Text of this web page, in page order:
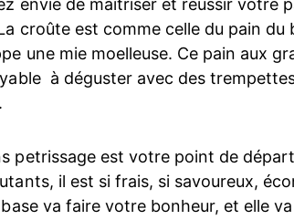
envie de maîtriser et réussir votre
croûte est comme celle du pain du
une mie moelleuse. Ce pain aux
à déguster avec des
.
petrissage est votre point de
il est si frais, si savoureux,
va faire votre bonheur, et elle